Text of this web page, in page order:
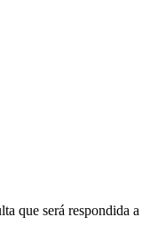
que será respondida a